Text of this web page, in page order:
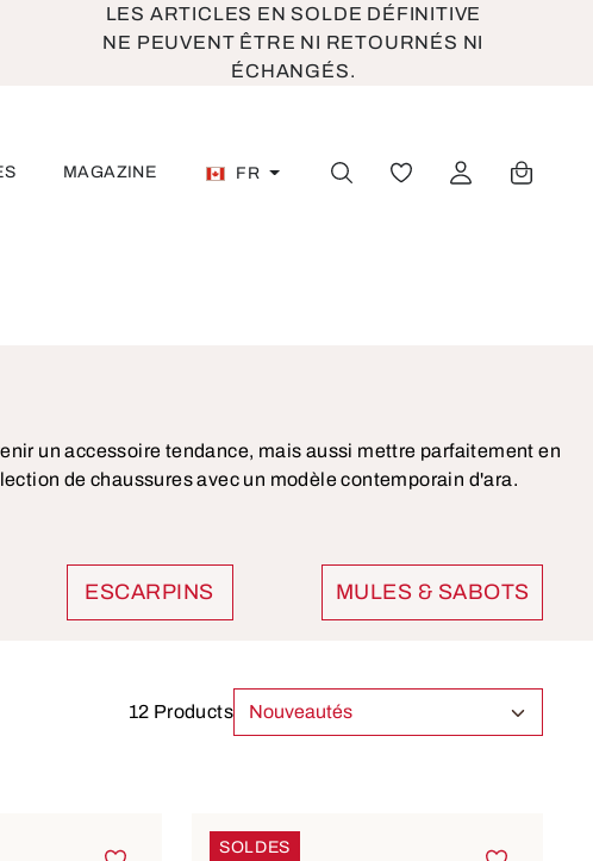
LES ARTICLES EN SOLDE DÉFINITIVE
NE PEUVENT ÊTRE NI RETOURNÉS NI
ÉCHANGÉS.
MAGAZINE FR VOUS AVEZ 0
un accessoire tendance, mais aussi mettre parfaitement en
de chaussures avec un modèle contemporain d'ara.
ESCARPINS MULES & SABOTS
12 Products
SOLDES